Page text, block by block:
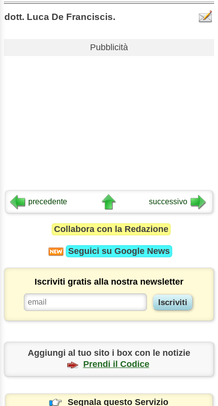
dott. Luca De Franciscis.
Pubblicità
precedente successivo
Collabora con la Redazione
Seguici su Google News
Iscriviti gratis alla nostra newsletter
Aggiungi al tuo sito i box con le notizie
Prendi il Codice
Segnala questo Servizio